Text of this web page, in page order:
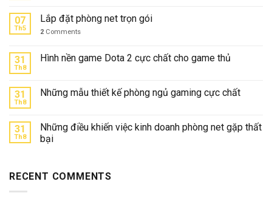
07
Th5
Lắp đặt phòng net trọn gói
2 Comments
31
Th8
Hình nền game Dota 2 cực chất cho game thủ
31
Th8
Những mẫu thiết kế phòng ngủ gaming cực chất
31
Th8
Những điều khiến việc kinh doanh phòng net gặp thất
bại
RECENT COMMENTS